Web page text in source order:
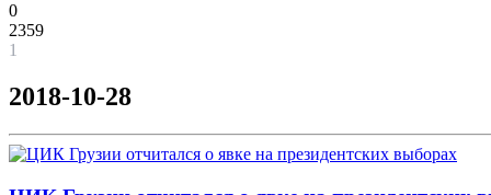
0
2359
1
2018-10-28